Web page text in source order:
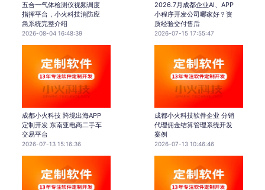
五合一气体检测仪视频调度
指挥平台，小火科技消防应
急系统完整介绍
2026-08-04 16:48:39
2026.7月成都企业AI、APP
小程序开发公司哪家好？资
质经验交付售后
2026-07-15 17:55:47
成都小火科技 跨境出海APP
定制开发 东南亚电商二手车
交易平台
2026-07-13 15:16:36
成都小火科技软件企业 分销
代理佣金结算管理系统开发
案例
2026-07-13 10:46:46